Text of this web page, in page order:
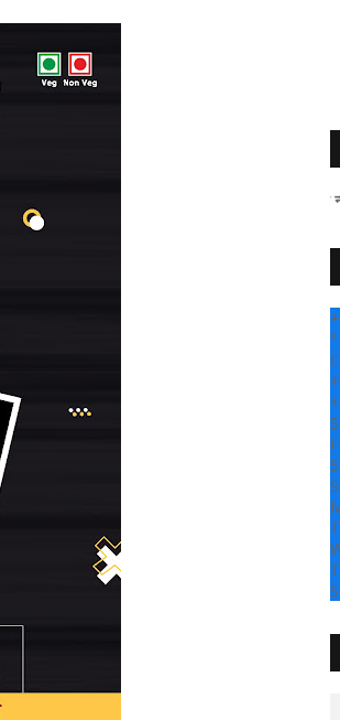
" सांगली दर्पण न्यूज वर आपल्या
+
°
C
+
+